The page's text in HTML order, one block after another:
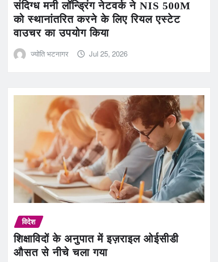
संदिग्ध मनी लॉन्ड्रिंग नेटवर्क ने NIS 500M
को स्थानांतरित करने के लिए रियल एस्टेट
वाउचर का उपयोग किया
ज्योति भटनागर Jul 25, 2026
विदेश
शिक्षाविदों के अनुपात में इज़राइल ओईसीडी
औसत से नीचे चला गया